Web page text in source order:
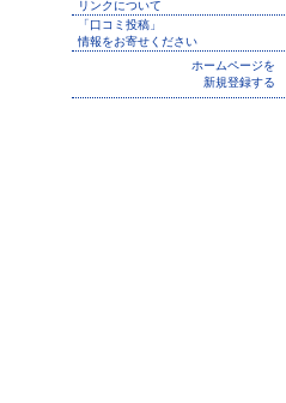
リンクについて
「口コミ投稿」
情報をお寄せください
ホームページを
新規登録する